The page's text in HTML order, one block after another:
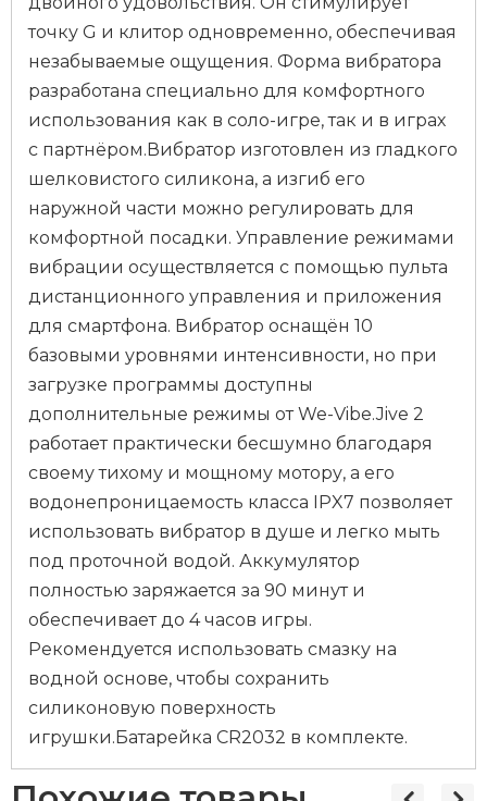
точку G и клитор одновременно, обеспечивая
незабываемые ощущения. Форма вибратора
разработана специально для комфортного
использования как в соло-игре, так и в играх
с партнёром.Вибратор изготовлен из гладкого
шелковистого силикона, а изгиб его
наружной части можно регулировать для
комфортной посадки. Управление режимами
вибрации осуществляется с помощью пульта
дистанционного управления и приложения
для смартфона. Вибратор оснащён 10
базовыми уровнями интенсивности, но при
загрузке программы доступны
дополнительные режимы от We-Vibe.Jive 2
работает практически бесшумно благодаря
своему тихому и мощному мотору, а его
водонепроницаемость класса IPX7 позволяет
использовать вибратор в душе и легко мыть
под проточной водой. Аккумулятор
полностью заряжается за 90 минут и
обеспечивает до 4 часов игры.
Рекомендуется использовать смазку на
водной основе, чтобы сохранить
силиконовую поверхность
игрушки.Батарейка CR2032 в комплекте.